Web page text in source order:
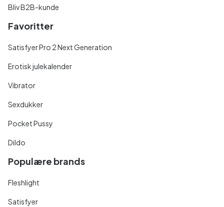
Bliv B2B-kunde
Favoritter
Satisfyer Pro 2 Next Generation
Erotisk julekalender
Vibrator
Sexdukker
Pocket Pussy
Dildo
Populære brands
Fleshlight
Satisfyer